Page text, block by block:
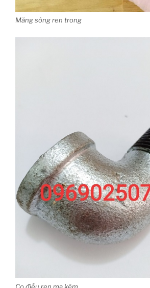
Măng sông ren trong
Co điếu ren mạ kẽm